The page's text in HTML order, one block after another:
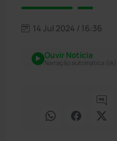
14 Jul 2024 / 16:36
Ouvir Notícia
Narração automática (IA)